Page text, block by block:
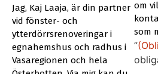
Jag, Kaj Laaja, är din partner
vid fönster- och
ytterdörrsrenoveringar i
egnahemshus och radhus i
Vasaregionen och hela
om
som
”